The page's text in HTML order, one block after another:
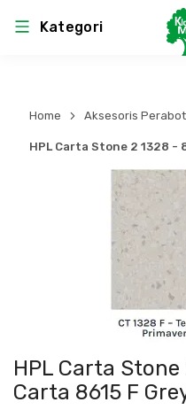
Kategori
Atap &
Lem
Dinding
Pintu,
Cat dan
Lantai
Produk
Produk K3
Bekisting
Besi Beton
Beton
Sistem
Sistem
Sistem
Sistem
Peralatan
Peralatan
Home Aksesoris Perabot
HPL Carta Stone 2 1328 -
HPL Carta
Carta 8615 F